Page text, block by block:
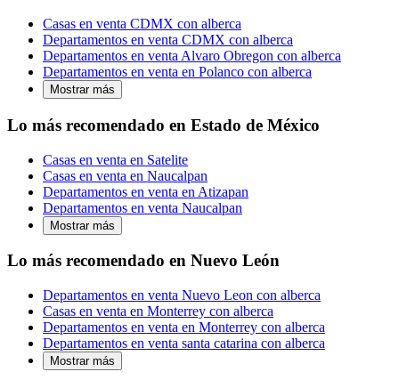
Casas en venta CDMX con alberca
Departamentos en venta CDMX con alberca
Departamentos en venta Alvaro Obregon con alberca
Departamentos en venta en Polanco con alberca
Mostrar más
Lo más recomendado en Estado de México
Casas en venta en Satelite
Casas en venta en Naucalpan
Departamentos en venta en Atizapan
Departamentos en venta Naucalpan
Mostrar más
Lo más recomendado en Nuevo León
Departamentos en venta Nuevo Leon con alberca
Casas en venta en Monterrey con alberca
Departamentos en venta en Monterrey con alberca
Departamentos en venta santa catarina con alberca
Mostrar más